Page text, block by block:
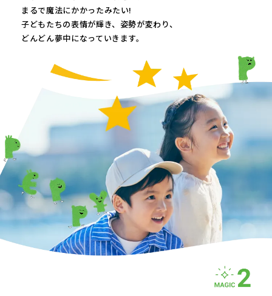
まるで魔法にかかったみたい!
子どもたちの表情が輝き、 姿勢が変わり、
どんどん夢中になっていきます。